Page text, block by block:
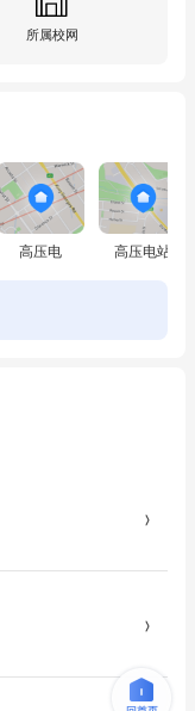
所属校网
高压电 高压电站